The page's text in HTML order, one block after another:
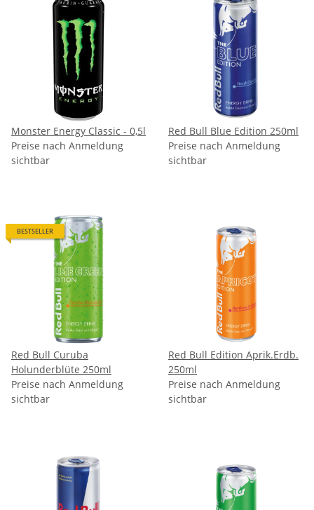
Monster Energy Classic - 0,5l
Preise nach Anmeldung
sichtbar
Red Bull Blue Edition 250ml
Preise nach Anmeldung
sichtbar
BESTSELLER
Red Bull Curuba
Holunderblüte 250ml
Preise nach Anmeldung
sichtbar
Red Bull Edition Aprik.Erdb.
250ml
Preise nach Anmeldung
sichtbar